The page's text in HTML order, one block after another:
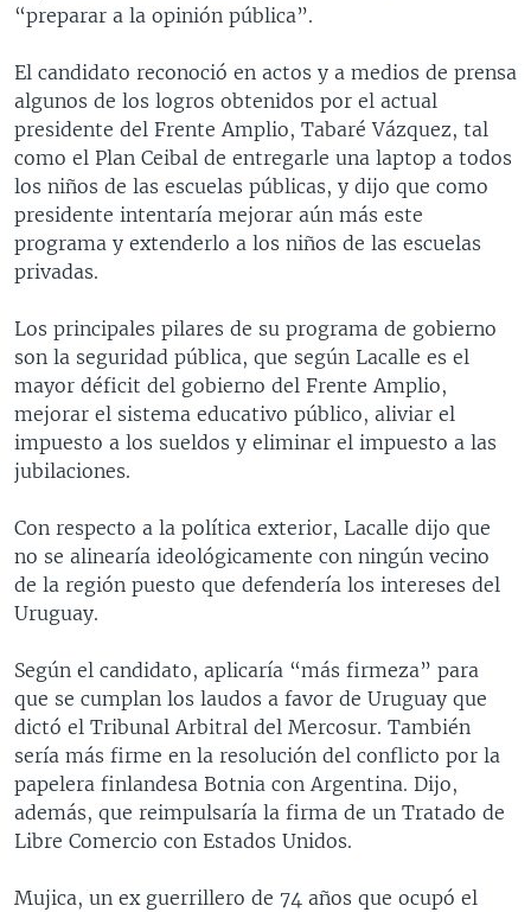
“preparar a la opinión pública”.
El candidato reconoció en actos y a medios de prensa
algunos de los logros obtenidos por el actual
presidente del Frente Amplio, Tabaré Vázquez, tal
como el Plan Ceibal de entregarle una laptop a todos
los niños de las escuelas públicas, y dijo que como
presidente intentaría mejorar aún más este
programa y extenderlo a los niños de las escuelas
privadas.
Los principales pilares de su programa de gobierno
son la seguridad pública, que según Lacalle es el
mayor déficit del gobierno del Frente Amplio,
mejorar el sistema educativo público, aliviar el
impuesto a los sueldos y eliminar el impuesto a las
jubilaciones.
Con respecto a la política exterior, Lacalle dijo que
no se alinearía ideológicamente con ningún vecino
de la región puesto que defendería los intereses del
Uruguay.
Según el candidato, aplicaría “más firmeza” para
que se cumplan los laudos a favor de Uruguay que
dictó el Tribunal Arbitral del Mercosur. También
sería más firme en la resolución del conflicto por la
papelera finlandesa Botnia con Argentina. Dijo,
además, que reimpulsaría la firma de un Tratado de
Libre Comercio con Estados Unidos.
Mujica, un ex guerrillero de 74 años que ocupó el